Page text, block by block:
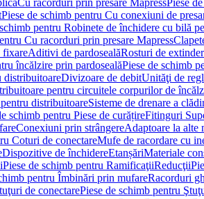
Cu racorduri prin presare MapressPiese
Piese de schimb pentru Cu conexiuni de
pentru Robinete de închidere cu bilă
Cu racorduri prin presare Mapress
fixareAditivi de pardosealăRosturi de
încălzire prin pardosealăPiese de schimb
distribuitoareDivizoare de debitUnităţi de
pentru circuitele corpurilor de
distribuitoareSisteme de drenare a
schimb pentru Piese de curățireFitinguri
Conexiuni prin strângereAdaptoare la alte
Coturi de conectareMufe de racordare cu
Dispozitive de închidereEtanșăriMateriale
Piese de schimb pentru RamificaţiiReducţii
pentru Îmbinări prin mufareRacorduri
de conectarePiese de schimb pentru